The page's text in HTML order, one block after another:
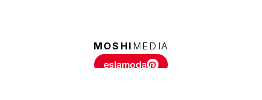
MOSHI MEDIA
eslamoda